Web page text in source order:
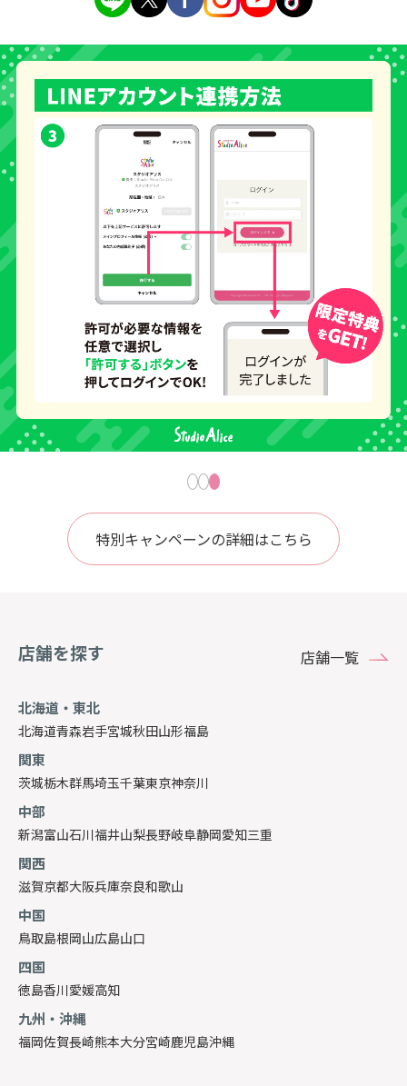
特別キャンペーンの詳細はこちら
店舗を探す 店舗一覧
北海道・東北
北海道青森岩手宮城秋田山形福島
関東
茨城栃木群馬埼玉千葉東京神奈川
中部
新潟富山石川福井山梨長野岐阜静岡愛知三重
関西
滋賀京都大阪兵庫奈良和歌山
中国
鳥取島根岡山広島山口
四国
徳島香川愛媛高知
九州・沖縄
福岡佐賀長崎熊本大分宮崎鹿児島沖縄